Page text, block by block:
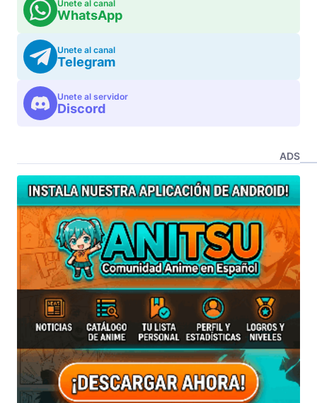
Unete al canal
WhatsApp
Unete al canal
Telegram
Unete al servidor
Discord
ADS